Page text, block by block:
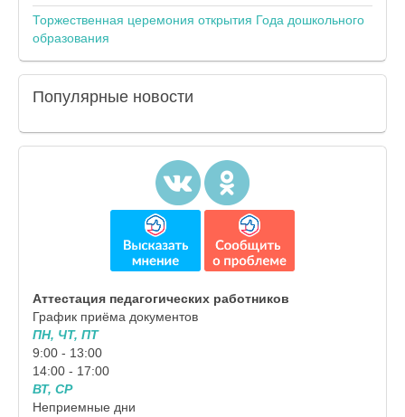
Торжественная церемония открытия Года дошкольного
образования
Популярные новости
Аттестация педагогических работников
График приёма документов
ПН, ЧТ, ПТ
9:00 - 13:00
14:00 - 17:00
ВТ, СР
Неприемные дни